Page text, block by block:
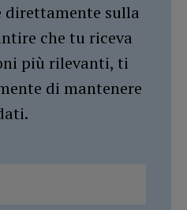
direttamente sulla
che tu riceva
più rilevanti, ti
di mantenere